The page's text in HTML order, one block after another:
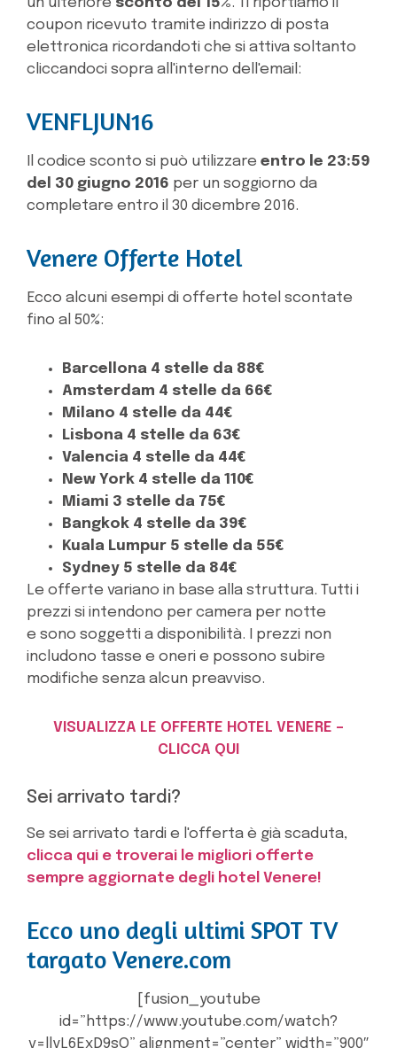
coupon ricevuto tramite indirizzo di posta
elettronica ricordandoti che si attiva soltanto
cliccandoci sopra all'interno dell'email:
VENFLJUN16
Il codice sconto si può utilizzare entro le 23:59
del 30 giugno 2016 per un soggiorno da
completare entro il 30 dicembre 2016.
Venere Offerte Hotel
Ecco alcuni esempi di offerte hotel scontate
fino al 50%:
Barcellona 4 stelle da 88€
Amsterdam 4 stelle da 66€
Milano 4 stelle da 44€
Lisbona 4 stelle da 63€
Valencia 4 stelle da 44€
New York 4 stelle da 110€
Miami 3 stelle da 75€
Bangkok 4 stelle da 39€
Kuala Lumpur 5 stelle da 55€
Sydney 5 stelle da 84€
Le offerte variano in base alla struttura. Tutti i
prezzi si intendono per camera per notte
e sono soggetti a disponibilità. I prezzi non
includono tasse e oneri e possono subire
modifiche senza alcun preavviso.
VISUALIZZA LE OFFERTE HOTEL VENERE –
CLICCA QUI
Sei arrivato tardi?
Se sei arrivato tardi e l'offerta è già scaduta,
clicca qui e troverai le migliori offerte
sempre aggiornate degli hotel Venere!
Ecco uno degli ultimi SPOT TV
targato Venere.com
[fusion_youtube
id=”https://www.youtube.com/watch?
v=llyL6ExD9sQ” alignment=”center” width=”900″